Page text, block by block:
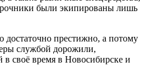
были экипированы лишь
престижно, а потому
службой дорожили,
своё время в Новосибирске и